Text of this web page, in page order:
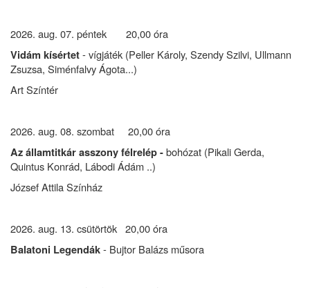
2026. aug. 07. péntek 20,00 óra
Vidám kísértet- vígjáték (Peller Károly, Szendy Szilvi, Ullmann
Zsuzsa, Siménfalvy Ágota...)
Art Színtér
2026. aug. 08. szombat 20,00 óra
Az államtitkár asszony félrelép -bohózat (Pikali Gerda,
Quintus Konrád, Lábodi Ádám ..)
József Attila Színház
2026. aug. 13. csütörtök 20,00 óra
Balatoni Legendák- Bujtor Balázs műsora